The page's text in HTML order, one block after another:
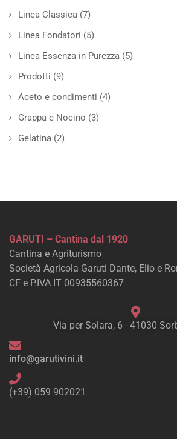
Linea Classica (7)
Linea Fondatori (5)
Linea Essenza in Purezza (5)
Prodotti (9)
Aceto e condimenti (4)
Grappa e Nocino (3)
Gelatina (2)
GARUTI – Cantina dal 1920
Cantina e Agriturismo
Società Agricola Garuti Dante, Elio e
CF e P.IVA IT 00935560367
Via per Solara, 6 - 41030
info@garutivini.it
(+39) 059 902021